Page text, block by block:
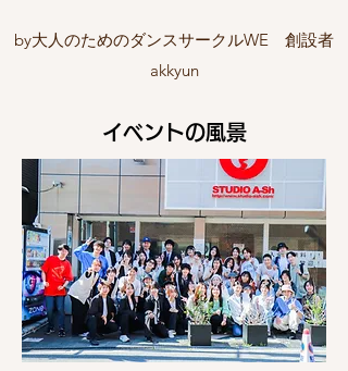
by大人のためのダンスサークルWE 創設者
akkyun
イベントの風景